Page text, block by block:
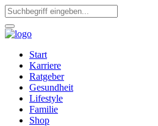
Start
Karriere
Ratgeber
Gesundheit
Lifestyle
Familie
Shop